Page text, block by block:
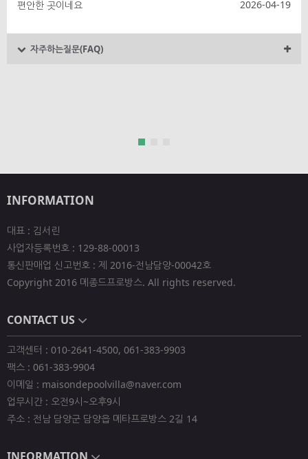
편안한 곳이네요
2026-04-19
자주하는질문(FAQ)
INFORMATION
대표 : 김서린
사업자등록번호 : 129-88-00013
통신판매업 신고번호 : 제 2016-전남담양-00042호
Copyright 2016 메종드프로방스. All rights reserved.
CONTACT US
고객센터 : 010-2641-4500, 061-383-9903
팩스 : 061-383-9904
이메일 : maisondepoolvilla@naver.com
업무시간 : 오전9시~오후9시
주소 : 전남 담양군 담양읍 메타프로방스 2길 14